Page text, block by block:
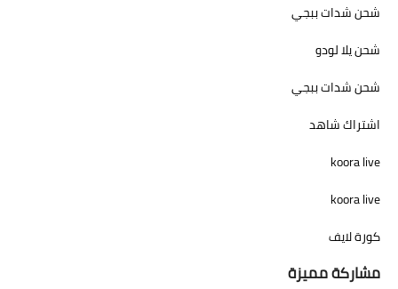
شحن شدات ببجي
شحن يلا لودو
شحن شدات ببجي
اشتراك شاهد
koora live
koora live
كورة لايف
مشاركة مميزة